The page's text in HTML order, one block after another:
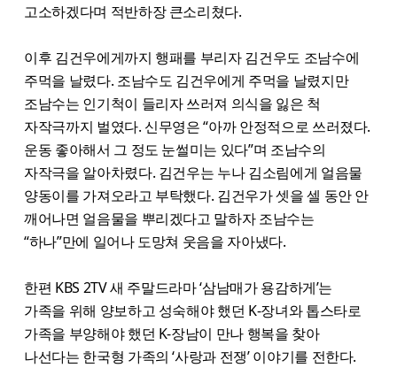
고소하겠다며 적반하장 큰소리쳤다.
이후 김건우에게까지 행패를 부리자 김건우도 조남수에
주먹을 날렸다. 조남수도 김건우에게 주먹을 날렸지만
조남수는 인기척이 들리자 쓰러져 의식을 잃은 척
자작극까지 벌였다. 신무영은 “아까 안정적으로 쓰러졌다.
운동 좋아해서 그 정도 눈썰미는 있다”며 조남수의
자작극을 알아차렸다. 김건우는 누나 김소림에게 얼음물
양동이를 가져오라고 부탁했다. 김건우가 셋을 셀 동안 안
깨어나면 얼음물을 뿌리겠다고 말하자 조남수는
“하나”만에 일어나 도망쳐 웃음을 자아냈다.
한편 KBS 2TV 새 주말드라마 ‘삼남매가 용감하게’는
가족을 위해 양보하고 성숙해야 했던 K-장녀와 톱스타로
가족을 부양해야 했던 K-장남이 만나 행복을 찾아
나선다는 한국형 가족의 ‘사랑과 전쟁’ 이야기를 전한다.